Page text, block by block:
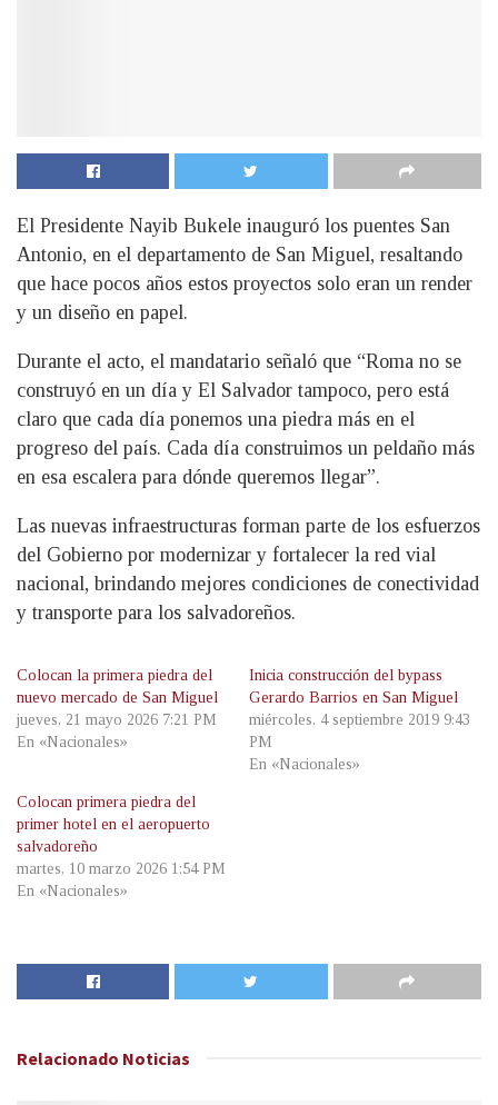
El Presidente Nayib Bukele inauguró los puentes San
Antonio, en el departamento de San Miguel, resaltando
que hace pocos años estos proyectos solo eran un render
y un diseño en papel.
Durante el acto, el mandatario señaló que “Roma no se
construyó en un día y El Salvador tampoco, pero está
claro que cada día ponemos una piedra más en el
progreso del país. Cada día construimos un peldaño más
en esa escalera para dónde queremos llegar”.
Las nuevas infraestructuras forman parte de los esfuerzos
del Gobierno por modernizar y fortalecer la red vial
nacional, brindando mejores condiciones de conectividad
y transporte para los salvadoreños.
Colocan la primera piedra del
nuevo mercado de San Miguel
jueves, 21 mayo 2026 7:21 PM
En «Nacionales»
Inicia construcción del bypass
Gerardo Barrios en San Miguel
miércoles, 4 septiembre 2019 9:43
PM
En «Nacionales»
Colocan primera piedra del
primer hotel en el aeropuerto
salvadoreño
martes, 10 marzo 2026 1:54 PM
En «Nacionales»
Relacionado Noticias